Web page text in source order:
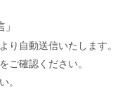
り自動送信いたします。
ご確認ください。
。